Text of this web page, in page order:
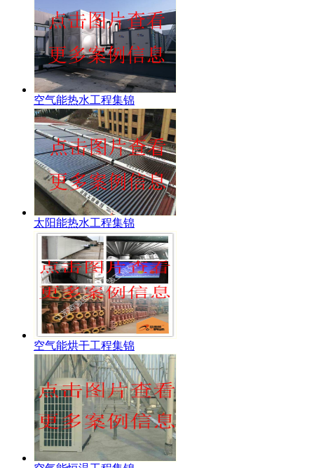
空气能热水工程集锦
太阳能热水工程集锦
空气能烘干工程集锦